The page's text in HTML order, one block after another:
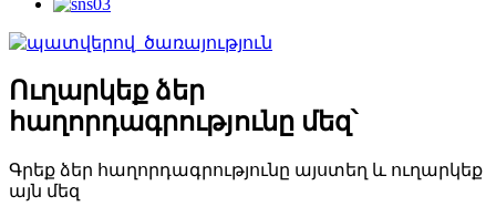
Ուղարկեք ձեր
հաղորդագրությունը մեզ՝
Գրեք ձեր հաղորդագրությունը այստեղ և ուղարկեք
այն մեզ